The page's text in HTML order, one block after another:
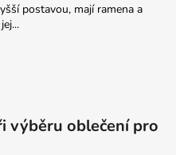
postavou, mají ramena a
výběru oblečení pro